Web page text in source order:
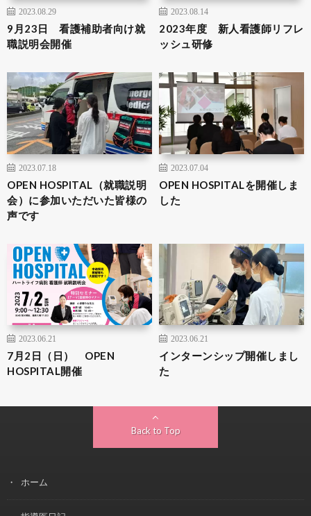
2023.08.29
9月23日 看護補助者向け就
職説明会開催
2023.08.14
2023年度 新人看護師リフレ
ッシュ研修
2023.07.18
OPEN HOSPITAL（就職説明
会）に参加いただいた皆様の
声です
2023.07.04
OPEN HOSPITALを開催しま
した
2023.06.21
7月2日（日） OPEN
HOSPITAL開催
2023.06.21
インターンシップ開催しまし
た
Back to Top
ホーム